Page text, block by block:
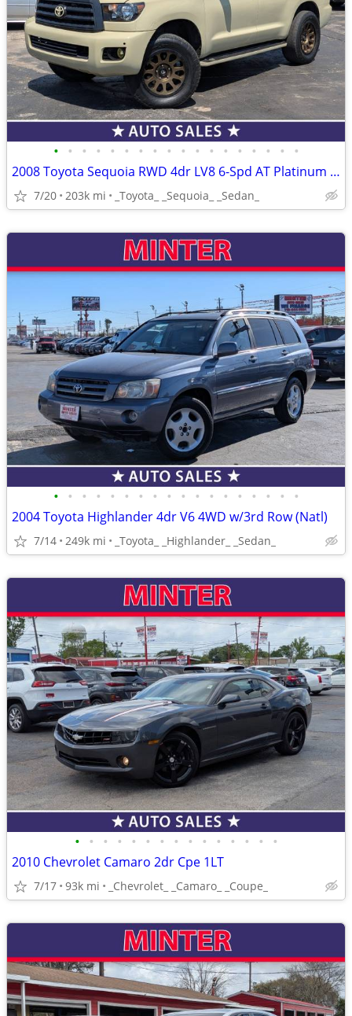
• • • • • • • • • • • • • • • • • •
2008 Toyota Sequoia RWD 4dr LV8 6-Spd AT Platinum (Natl)
7/20 203k mi _Toyota_ _Sequoia_ _Sedan_
• • • • • • • • • • • • • • • • • •
2004 Toyota Highlander 4dr V6 4WD w/3rd Row (Natl)
7/14 249k mi _Toyota_ _Highlander_ _Sedan_
• • • • • • • • • • • • • • •
2010 Chevrolet Camaro 2dr Cpe 1LT
7/17 93k mi _Chevrolet_ _Camaro_ _Coupe_